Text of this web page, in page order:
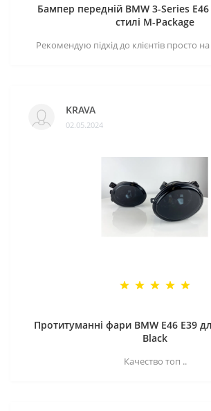
Бампер передній BMW 3-Series E46
стилі M-Package
Рекомендую підхід до клієнтів просто
KRAVA
02.05.2024
Протитуманні фари BMW E46 E39
Black
Качество топ ..